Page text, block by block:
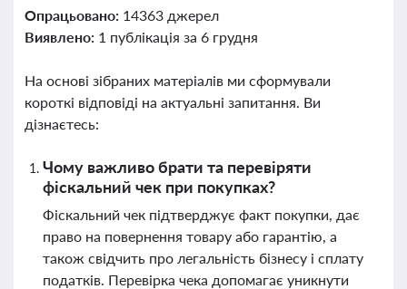
Опрацьовано: 14363 джерел
Виявлено: 1 публікація за 6 грудня
На основі зібраних матеріалів ми сформували
короткі відповіді на актуальні запитання. Ви
дізнаєтесь:
Чому важливо брати та перевіряти
фіскальний чек при покупках?
Фіскальний чек підтверджує факт покупки, дає
право на повернення товару або гарантію, а
також свідчить про легальність бізнесу і сплату
податків. Перевірка чека допомагає уникнути